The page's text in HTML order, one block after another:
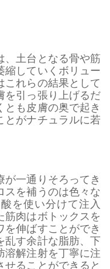
、土台となる骨や筋
縮していくボリュー
これらの結果として
を引っ張り上げるだ
とも皮膚の奥で起き
とがナチュラルに若
が一通りそろってき
スを補うのは色々な
を使い分けて注入
筋肉はボトックスを
伸ばすことができ
乱す余計な脂肪、下
溶解注射を丁寧に注
せることができると